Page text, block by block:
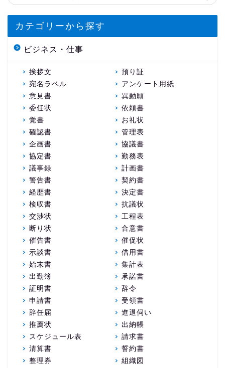
カテゴリーから探す
ビジネス・仕事
挨拶文
預り証
宛名ラベル
アンケート用紙
意見書
異動願
委任状
依頼書
覚書
お礼状
確認書
管理表
企画書
協議書
協定書
勤務表
議事録
計画書
警告書
契約書
経歴書
決定書
検収書
抗議状
交渉状
工程表
断り状
合意書
催告書
催促状
示談書
借用書
始末書
集計表
出勤簿
承諾書
証明書
辞令
申請書
受領書
辞任届
進退伺い
推薦状
出納帳
スケジュール表
請求書
清算書
誓約書
整理券
組織図